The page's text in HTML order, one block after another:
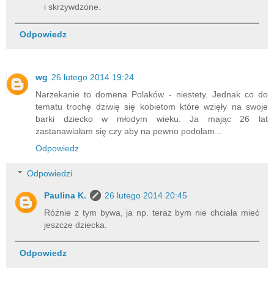
i skrzywdzone.
Odpowiedz
wg 26 lutego 2014 19:24
Narzekanie to domena Polaków - niestety. Jednak co do
tematu trochę dziwię się kobietom które wzięły na swoje
barki dziecko w młodym wieku. Ja mając 26 lat
zastanawiałam się czy aby na pewno podołam...
Odpowiedz
Odpowiedzi
Paulina K.
26 lutego 2014 20:45
Różnie z tym bywa, ja np. teraz bym nie chciała mieć
jeszcze dziecka.
Odpowiedz